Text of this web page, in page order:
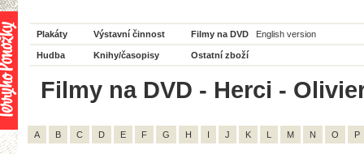
Plakáty Výstavní činnost Filmy na DVD English version
Hudba Knihy/časopisy Ostatní zboží
Filmy na DVD - Herci -
A B C D E F G H I J K L M N O P